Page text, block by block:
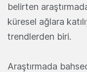
belirten
küresel ağlara
trendlerden biri.
Araştırmada